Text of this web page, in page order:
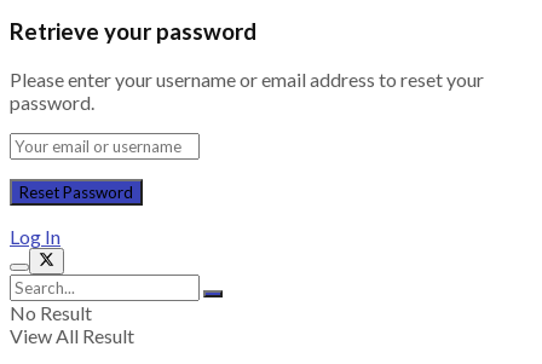
Retrieve your password
Please enter your username or email address to reset your
password.
Log In
No Result
View All Result